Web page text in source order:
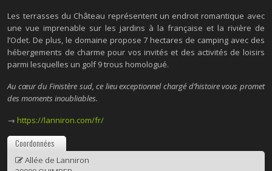
Les terrasses du Château représentent un endroit romantique avec
une vue imprenable sur les jardins à la française et la rivière de
l’Odet. De plus, le domaine propose 7 hectares de camping avec des
hébergements de charme pour vos invités et des activités de loisirs
parmi lesquelles un golf 9 trous homologué.
Au cœur du Finistère sud, ce lieu exceptionnel chargé d’histoire vous promet
des moments inoubliables.
→ https://lanniron.com/fr/
Coordonnées
Allée de Lanniron